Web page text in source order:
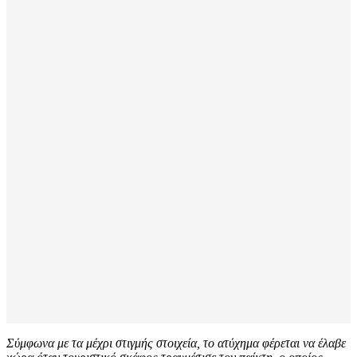
Σύμφωνα με τα μέχρι στιγμής στοιχεία, το ατύχημα φέρεται να έλαβε